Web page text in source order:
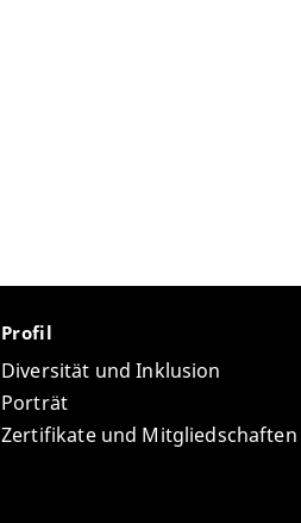
Profil
Diversität und Inklusion
Porträt
Zertifikate und Mitgliedschaften